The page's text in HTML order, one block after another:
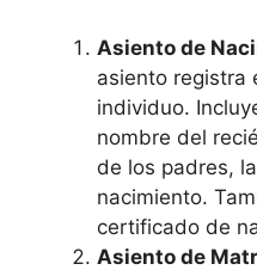
Asiento de
asiento registra
individuo.
nombre del
de los padres,
nacimiento.
certificado de
Asiento de